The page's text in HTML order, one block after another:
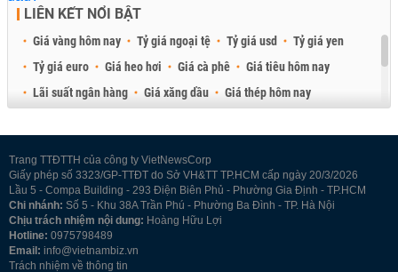
LIÊN KẾT NỔI BẬT
Giá vàng hôm nay Tỷ giá ngoại tệ Tỷ giá usd
Tỷ giá yen
Tỷ giá euro
Giá heo hơi Giá cà phê
Giá tiêu hôm nay
Lãi suất ngân hàng
Giá xăng dầu
Giá thép hôm nay
Trang TTĐTTH của công ty VietNewsCorp
Giấy phép số 3323/GP-TTĐT do Sở VH&TT TP.HCM cấp ngày 20/3/2026
Lầu 5 - Compa Building - 293 Điện Biên Phủ - Phường Gia Định - TP.HCM
Chi nhánh: Số 5 - Khu 38A Trần Phú - Phường Ba Đình - TP. Hà Nội
Chịu trách nhiệm nội dung: Hoàng Hữu Lợi
Hotline: 0975798489
Email: info@vietnambiz.vn
Trách nhiệm về thông tin